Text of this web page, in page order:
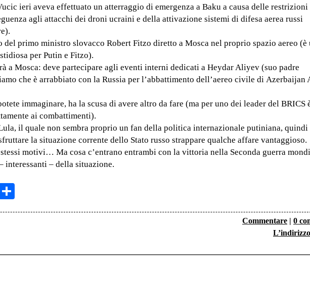
ieri aveva effettuato un atterraggio di emergenza a Baku a causa delle
agli attacchi dei droni ucraini e della attivazione sistemi di difesa aerea russi
del primo ministro slovacco Robert Fitzo diretto a Mosca nel proprio spazio aereo (è
per Putin e Fitzo).
a Mosca: deve partecipare agli eventi interni dedicati a Heydar Aliyev (suo padre
che è arrabbiato con la Russia per l’abbattimento dell’aereo civile di Azerbaijan
immaginare, ha la scusa di avere altro da fare (ma per uno dei leader del BRICS
ai combattimenti).
il quale non sembra proprio un fan della politica internazionale putiniana, quindi
la situazione corrente dello Stato russo strappare qualche affare vantaggioso.
motivi… Ma cosa c’entrano entrambi con la vittoria nella Seconda guerra
interessanti – della situazione.
Copy
Commentare | 0